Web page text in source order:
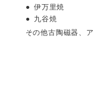
伊万里焼
九谷焼
その他古陶磁器、